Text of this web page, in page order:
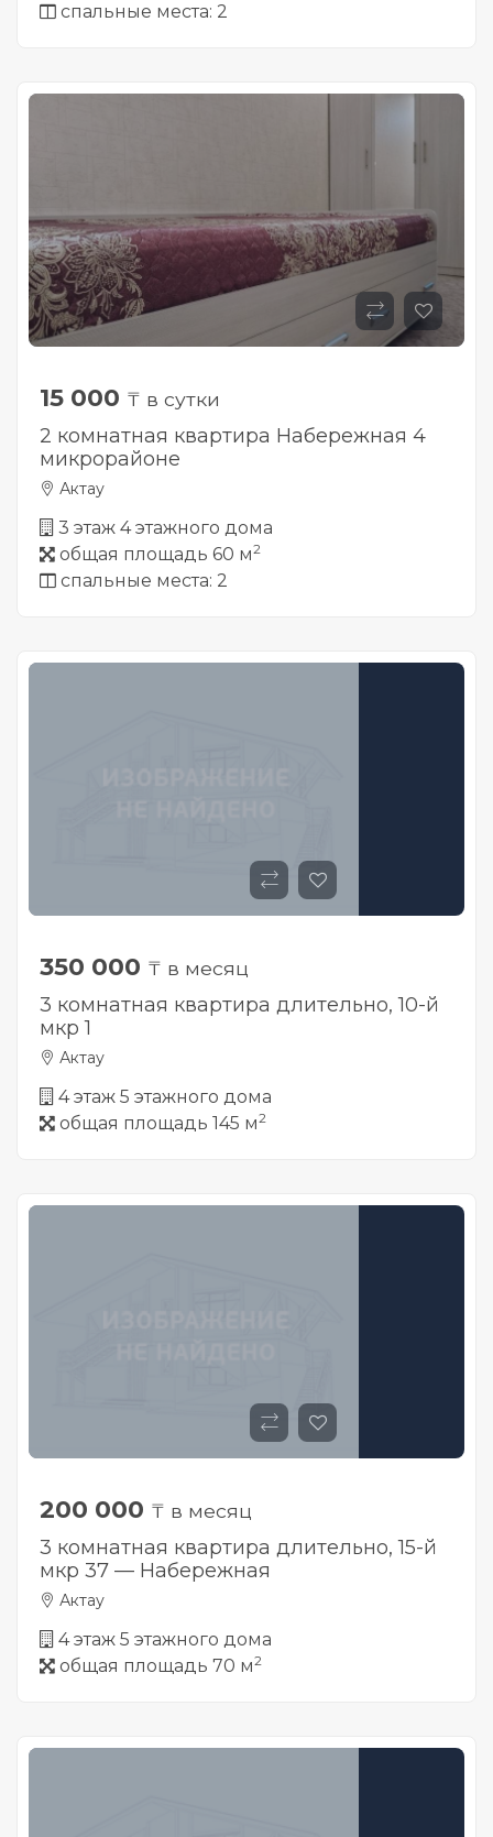
спальные места: 2
15 000 ₸ в сутки
2 комнатная квартира Набережная 4
микрорайоне
Актау
3 этаж 4 этажного дома
общая площадь 60 м2
спальные места: 2
350 000 ₸ в месяц
3 комнатная квартира длительно, 10-й
мкр 1
Актау
4 этаж 5 этажного дома
общая площадь 145 м2
200 000 ₸ в месяц
3 комнатная квартира длительно, 15-й
мкр 37 — Набережная
Актау
4 этаж 5 этажного дома
общая площадь 70 м2